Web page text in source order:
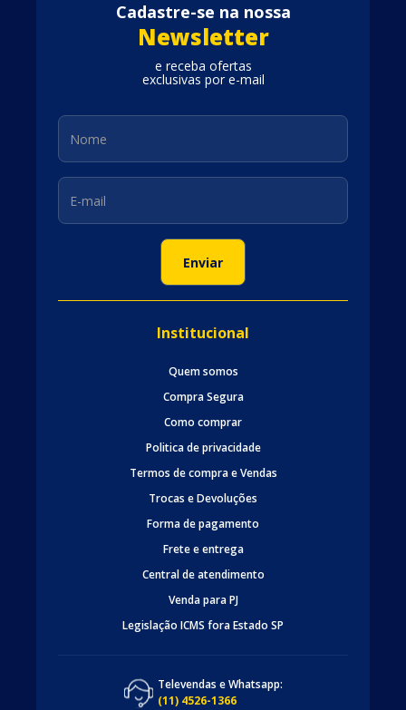
Cadastre-se na nossa
Newsletter
e receba ofertas
exclusivas por e-mail
Institucional
Quem somos
Compra Segura
Como comprar
Politica de privacidade
Termos de compra e Vendas
Trocas e Devoluções
Forma de pagamento
Frete e entrega
Central de atendimento
Venda para PJ
Legislação ICMS fora Estado SP
Televendas e Whatsapp:
(11) 4526-1366